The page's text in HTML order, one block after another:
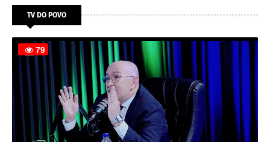
TV DO POVO